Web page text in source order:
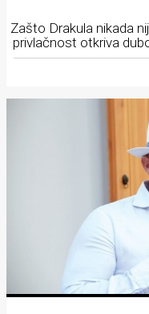
Zašto Drakula nikada
privlačnost otkriva